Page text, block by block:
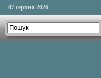
07 серпня 2026